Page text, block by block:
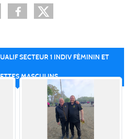
SECTEUR 1 INDIV FÉMININ ET
MASCULINS